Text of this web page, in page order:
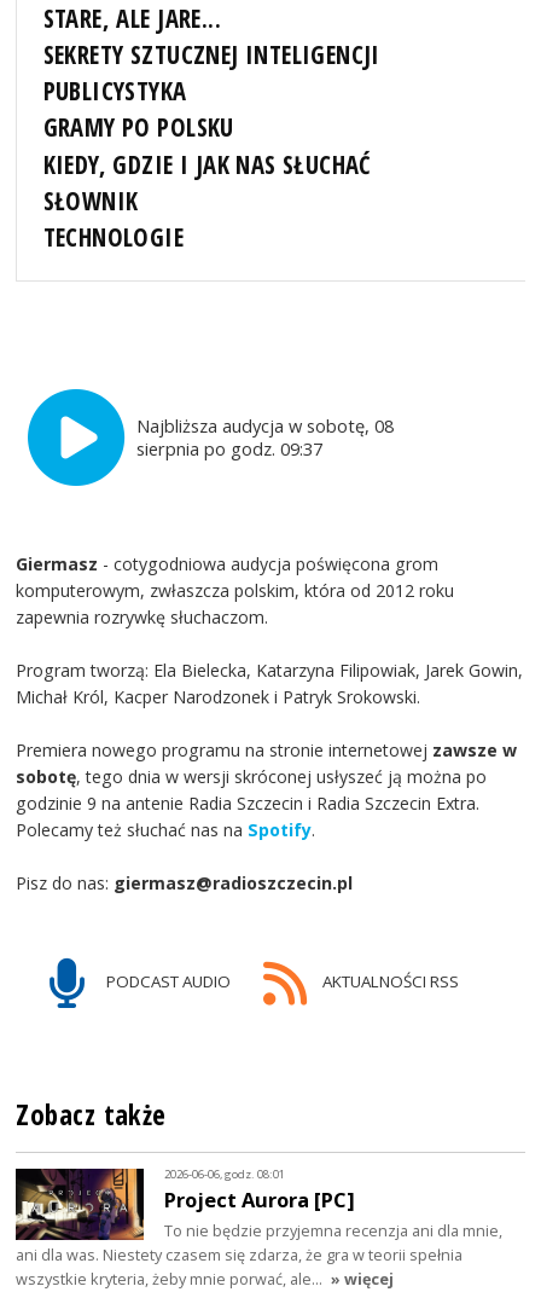
STARE, ALE JARE...
SEKRETY SZTUCZNEJ INTELIGENCJI
PUBLICYSTYKA
GRAMY PO POLSKU
KIEDY, GDZIE I JAK NAS SŁUCHAĆ
SŁOWNIK
TECHNOLOGIE
Najbliższa audycja w sobotę, 08
sierpnia po godz. 09:37
Giermasz - cotygodniowa audycja poświęcona grom
komputerowym, zwłaszcza polskim, która od 2012 roku
zapewnia rozrywkę słuchaczom.
Program tworzą: Ela Bielecka, Katarzyna Filipowiak, Jarek Gowin,
Michał Król, Kacper Narodzonek i Patryk Srokowski.
Premiera nowego programu na stronie internetowej zawsze w
sobotę, tego dnia w wersji skróconej usłyszeć ją można po
godzinie 9 na antenie Radia Szczecin i Radia Szczecin Extra.
Polecamy też słuchać nas na Spotify.
Pisz do nas: giermasz@radioszczecin.pl
PODCAST AUDIO AKTUALNOŚCI RSS
Zobacz także
2026-06-06, godz. 08:01
Project Aurora [PC]
To nie będzie przyjemna recenzja ani dla mnie,
ani dla was. Niestety czasem się zdarza, że gra w teorii spełnia
wszystkie kryteria, żeby mnie porwać, ale… » więcej